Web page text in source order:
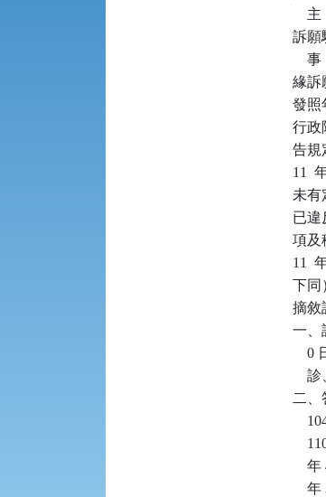
主
訴願
事
緣訴
發照
行政
告規
11
未有
已違
項及
11
下同
摘敘
一、
二、